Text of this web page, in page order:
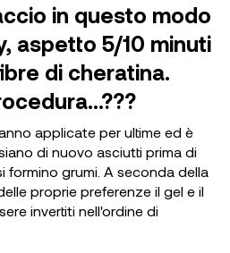
in questo modo
aspetto 5/10 minuti
di cheratina.
applicate per ultime ed è
di nuovo asciutti prima di
formino grumi. A seconda della
proprie preferenze il gel e il
invertiti nell'ordine di